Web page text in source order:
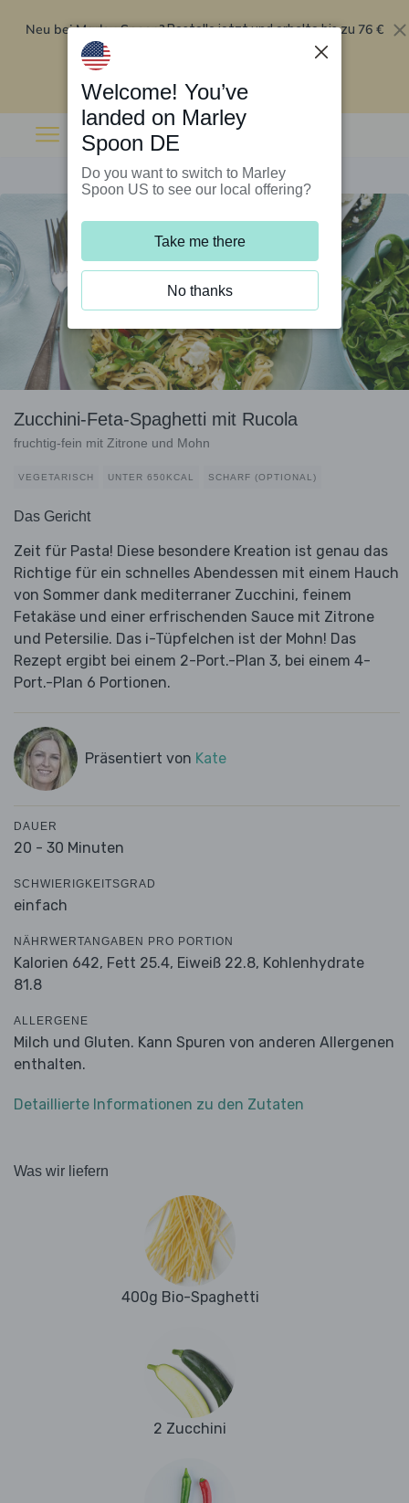
Neu bei Marley Spoon?Bestelle jetzt und erhalte bis zu 76 €
Rabatt auf deine ersten fünf Boxen
Zucchini-Feta-Spaghetti mit Rucola
fruchtig-fein mit Zitrone und Mohn
VEGETARISCH UNTER 650KCAL SCHARF (OPTIONAL)
Das Gericht
Zeit für Pasta! Diese besondere Kreation ist genau das
Richtige für ein schnelles Abendessen mit einem Hauch
von Sommer dank mediterraner Zucchini, feinem
Fetakäse und einer erfrischenden Sauce mit Zitrone
und Petersilie. Das i-Tüpfelchen ist der Mohn! Das
Rezept ergibt bei einem 2-Port.-Plan 3, bei einem 4-
Port.-Plan 6 Portionen.
Präsentiert von Kate
DAUER
20 - 30 Minuten
SCHWIERIGKEITSGRAD
einfach
NÄHRWERTANGABEN PRO PORTION
Kalorien 642, Fett 25.4, Eiweiß 22.8, Kohlenhydrate
81.8
ALLERGENE
Milch und Gluten. Kann Spuren von anderen Allergenen
enthalten.
Detaillierte Informationen zu den Zutaten
Was wir liefern
400g Bio-Spaghetti
2 Zucchini
Welcome! You’ve
landed on Marley
Spoon DE
Do you want to switch to Marley
Spoon US to see our local offering?
Take me there
No thanks